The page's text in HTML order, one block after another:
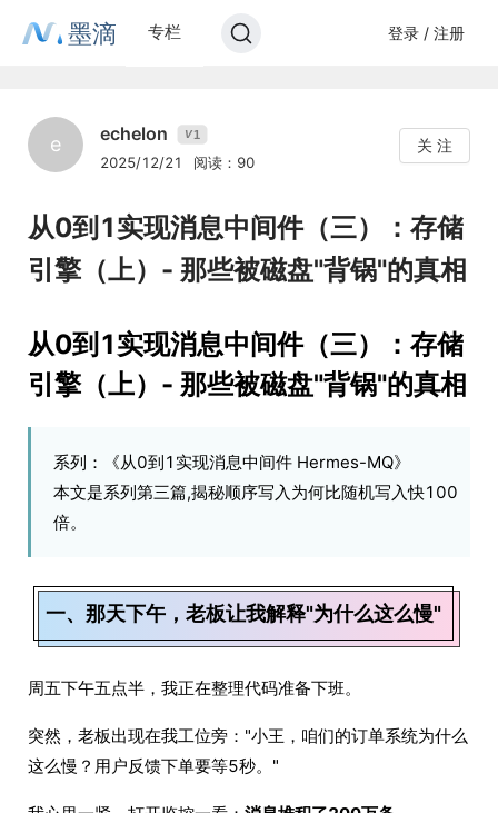
墨滴 专栏 登录 / 注册
e echelon V1
2025/12/21 阅读：90
关 注
从0到1实现消息中间件（三）：存储
引擎（上）- 那些被磁盘"背锅"的真相
从0到1实现消息中间件（三）：存储
引擎（上）- 那些被磁盘"背锅"的真相
系列：《从0到1实现消息中间件 Hermes-MQ》
本文是系列第三篇,揭秘顺序写入为何比随机写入快100
倍。
一、那天下午，老板让我解释"为什么这么慢"
周五下午五点半，我正在整理代码准备下班。
突然，老板出现在我工位旁："小王，咱们的订单系统为什么
这么慢？用户反馈下单要等5秒。"